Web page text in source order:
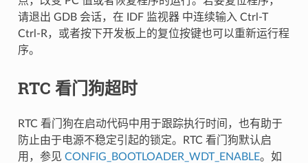
请退出 GDB 会话，在 IDF 监视器 中连续输入 Ctrl-T
Ctrl-R，或者按下开发板上的复位按键也可以重新运行程
序。
RTC 看门狗超时
RTC 看门狗在启动代码中用于跟踪执行时间，也有助于
防止由于电源不稳定引起的锁定。RTC 看门狗默认启
用，参见 CONFIG_BOOTLOADER_WDT_ENABLE。如